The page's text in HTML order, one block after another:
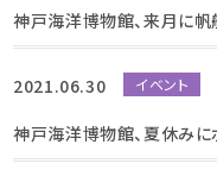
神戸海洋博物館、来月に
2021.06.30 イベント
神戸海洋博物館、夏休みに